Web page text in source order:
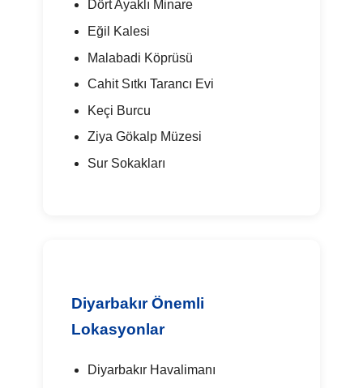
Dört Ayaklı Minare
Eğil Kalesi
Malabadi Köprüsü
Cahit Sıtkı Tarancı Evi
Keçi Burcu
Ziya Gökalp Müzesi
Sur Sokakları
Diyarbakır Önemli
Lokasyonlar
Diyarbakır Havalimanı